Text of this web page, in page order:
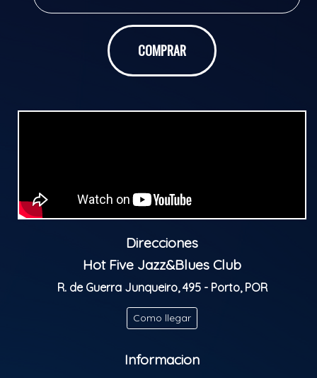
The oldest JAM SESSION in Porto takes place every
Sunday on the Hot Five stage.
Musicians from all over the world get together and
COMPRAR
Direcciones
Hot Five Jazz&Blues Club
R. de Guerra Junqueiro, 495 - Porto, POR
Como llegar
Informacion